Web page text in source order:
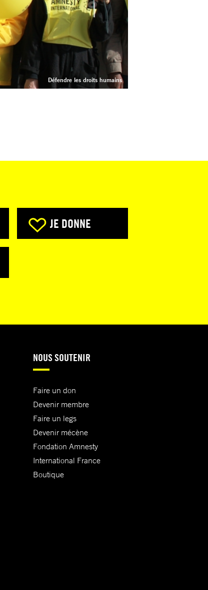
Défendre les droits humains
JE DONNE
NOUS SOUTENIR
Faire un don
Devenir membre
Faire un legs
Devenir mécène
Fondation Amnesty
International France
Boutique